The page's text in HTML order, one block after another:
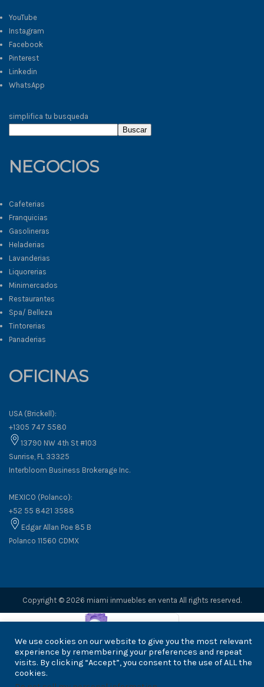
YouTube
Instagram
Facebook
Pinterest
Linkedin
WhatsApp
simplifica tu busqueda
Buscar
NEGOCIOS
Cafeterias
Franquicias
Gasolineras
Heladerias
Lavanderias
Liquorerias
Minimercados
Restaurantes
Spa/ Belleza
Tintorerias
Panaderias
OFICINAS
USA (Brickell):
+1305 747 5580
13790 NW 4th St #103
Sunrise, FL 33325
Interbloom Business Brokerage Inc.
MEXICO (Polanco):
+52 55 8421 3588
Edgar Allan Poe 85 B
Polanco 11560 CDMX
Copyright © 2026 miami inmuebles en venta All rights reserved.
We use cookies on our website to give you the most relevant
experience by remembering your preferences and repeat
visits. By clicking “Accept”, you consent to the use of ALL the
cookies.